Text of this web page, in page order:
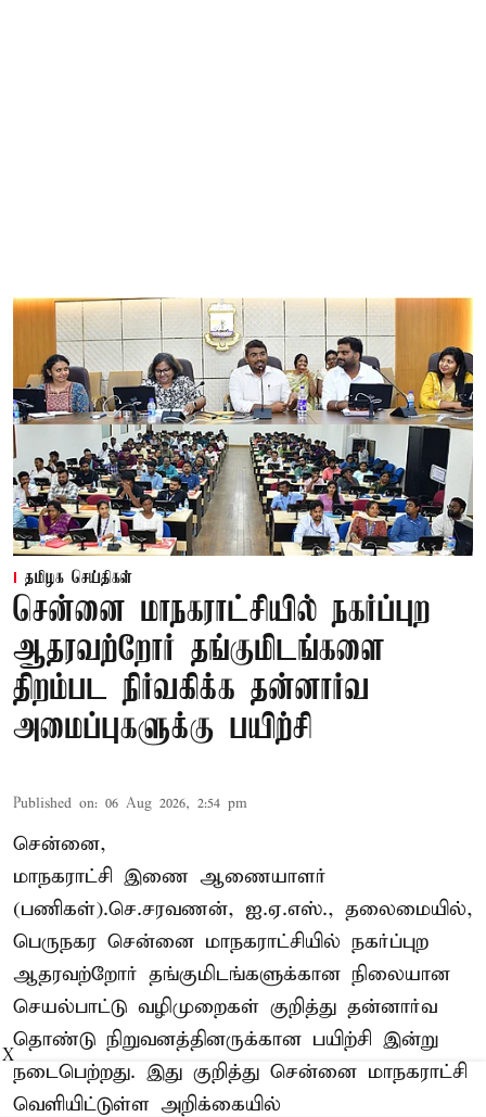
தமிழக செய்திகள்
சென்னை மாநகராட்சியில் நகர்ப்புற
ஆதரவற்றோர் தங்குமிடங்களை
திறம்பட நிர்வகிக்க தன்னார்வ
அமைப்புகளுக்கு பயிற்சி
Published on: 06 Aug 2026, 2:54 pm
சென்னை,
மாநகராட்சி இணை ஆணையாளர்
(பணிகள்).செ.சரவணன், ஐ.ஏ.எஸ்., தலைமையில்,
பெருநகர சென்னை மாநகராட்சியில் நகர்ப்புற
ஆதரவற்றோர் தங்குமிடங்களுக்கான நிலையான
செயல்பாட்டு வழிமுறைகள் குறித்து தன்னார்வ
தொண்டு நிறுவனத்தினருக்கான பயிற்சி இன்று
நடைபெற்றது. இது குறித்து சென்னை மாநகராட்சி
வெளியிட்டுள்ள அறிக்கையில்
X